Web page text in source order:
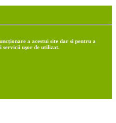
a acestui site dar si pentru a
servicii uşor de utilizat.